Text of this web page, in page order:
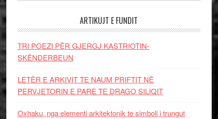
ARTIKUJT E FUNDIT
TRI POEZI PËR GJERGJ KASTRIOTIN-
SKËNDERBEUN
LETËR E ARKIVIT TE NAUM PRIFTIT NË
PERVJETORIN E PARE TE DRAGO SILIQIT
Oxhaku, nga elementi arkitektonik te simboli i trungut